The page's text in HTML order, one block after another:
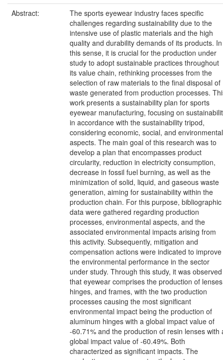
Abstract:
The sports eyewear industry faces specific
challenges regarding sustainability due to the
intensive use of plastic materials and the high
quality and durability demands of its products. In
this sense, it is crucial for the production under
study to adopt sustainable practices throughout
its value chain, rethinking processes from the
selection of raw materials to the final disposal of
waste generated from production processes.
work presents a sustainability plan for sports
eyewear manufacturing, focusing on
in accordance with the sustainability tripod,
considering economic, social, and environmental
aspects. The main goal of this research was to
develop a plan that encompasses product
circularity, reduction in electricity consumption,
decrease in fossil fuel burning, as well as the
minimization of solid, liquid, and gaseous waste
generation, aiming for sustainability within the
production chain. For this purpose, bibliographic
data were gathered regarding production
processes, environmental aspects, and the
associated environmental impacts arising from
this activity. Subsequently, mitigation and
compensation actions were indicated to improve
the environmental performance in the sector
under study. Through this study, it was observed
that eyewear comprises the production of
hinges, and frames, with the two production
processes causing the most significant
environmental impact being the production of
aluminum hinges with a global impact value of
-60.71% and the production of resin lenses with
global impact value of -60.49%. Both
characterized as significant impacts. The